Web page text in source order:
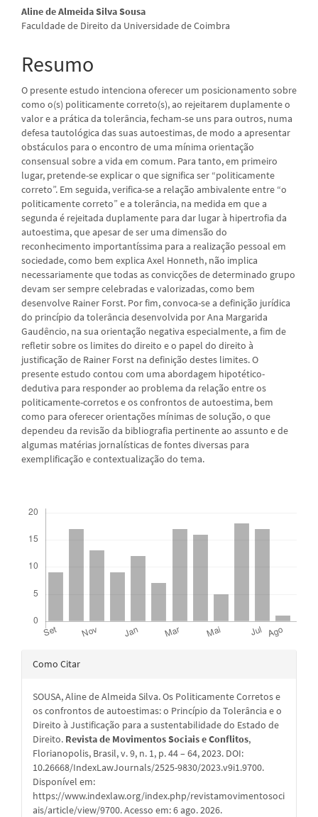
Conteúdo
do
artigo
principal
Aline de Almeida Silva Sousa
Faculdade de Direito da Universidade de Coimbra
Resumo
O presente estudo intenciona oferecer um posicionamento sobre
como o(s) politicamente correto(s), ao rejeitarem duplamente o
valor e a prática da tolerância, fecham-se uns para outros, numa
defesa tautológica das suas autoestimas, de modo a apresentar
obstáculos para o encontro de uma mínima orientação
consensual sobre a vida em comum. Para tanto, em primeiro
lugar, pretende-se explicar o que significa ser “politicamente
correto”. Em seguida, verifica-se a relação ambivalente entre “o
politicamente correto” e a tolerância, na medida em que a
segunda é rejeitada duplamente para dar lugar à hipertrofia da
autoestima, que apesar de ser uma dimensão do
reconhecimento importantíssima para a realização pessoal em
sociedade, como bem explica Axel Honneth, não implica
necessariamente que todas as convicções de determinado grupo
devam ser sempre celebradas e valorizadas, como bem
desenvolve Rainer Forst. Por fim, convoca-se a definição jurídica
do princípio da tolerância desenvolvida por Ana Margarida
Gaudêncio, na sua orientação negativa especialmente, a fim de
refletir sobre os limites do direito e o papel do direito à
justificação de Rainer Forst na definição destes limites. O
presente estudo contou com uma abordagem hipotético-
dedutiva para responder ao problema da relação entre os
politicamente-corretos e os confrontos de autoestima, bem
como para oferecer orientações mínimas de solução, o que
dependeu da revisão da bibliografia pertinente ao assunto e de
algumas matérias jornalísticas de fontes diversas para
exemplificação e contextualização do tema.
Detalhes
artigo
Como Citar
SOUSA, Aline de Almeida Silva. Os Politicamente Corretos e
os confrontos de autoestimas: o Princípio da Tolerância e o
Direito à Justificação para a sustentabilidade do Estado de
Direito. Revista de Movimentos Sociais e Conflitos,
Florianopolis, Brasil, v. 9, n. 1, p. 44 – 64, 2023. DOI:
10.26668/IndexLawJournals/2525-9830/2023.v9i1.9700.
Disponível em:
https://www.indexlaw.org/index.php/revistamovimentosoci
ais/article/view/9700. Acesso em: 6 ago. 2026.